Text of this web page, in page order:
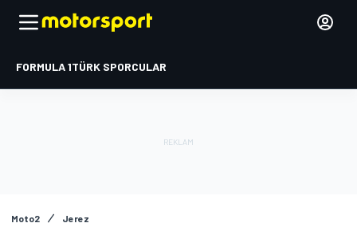
FORMULA 1TÜRK SPORCULAR
Moto2 Jerez